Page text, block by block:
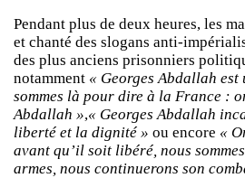
Pendant plus de deux heures, les
et chanté des slogans anti-
des plus anciens prisonniers
notamment « Georges Abdallah est
sommes là pour dire à la France :
Abdallah »,« Georges Abdallah
liberté et la dignité » ou encore «
avant qu’il soit libéré, nous
armes, nous continuerons son